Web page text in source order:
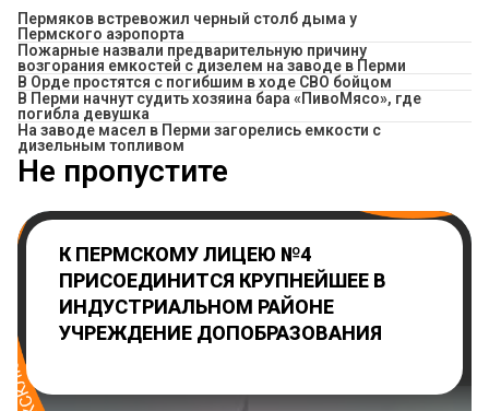
Пермяков встревожил черный столб дыма у
Пермского аэропорта
Пожарные назвали предварительную причину
возгорания емкостей с дизелем на заводе в Перми
В Орде простятся с погибшим в ходе СВО бойцом
​В Перми начнут судить хозяина бара «ПивоМясо», где
погибла девушка
На заводе масел в Перми загорелись емкости с
дизельным топливом
Не пропустите
К ПЕРМСКОМУ ЛИЦЕЮ №4
ПРИСОЕДИНИТСЯ КРУПНЕЙШЕЕ В
ИНДУСТРИАЛЬНОМ РАЙОНЕ
УЧРЕЖДЕНИЕ ДОПОБРАЗОВАНИЯ